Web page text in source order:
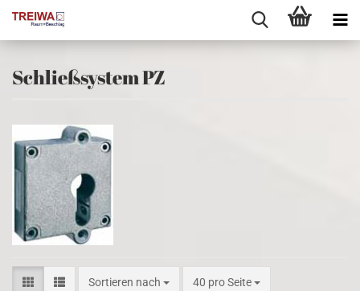
Schließsystem PZ
Sortieren nach
Sortieren nach 40 pro Seite
pro Seite